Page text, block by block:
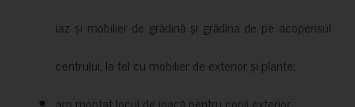
iaz și mobilier de grădină și grădina de pe acoperisul
centrului, la fel cu mobilier de exterior și plante;